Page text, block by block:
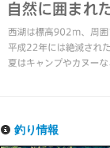
釣り情報